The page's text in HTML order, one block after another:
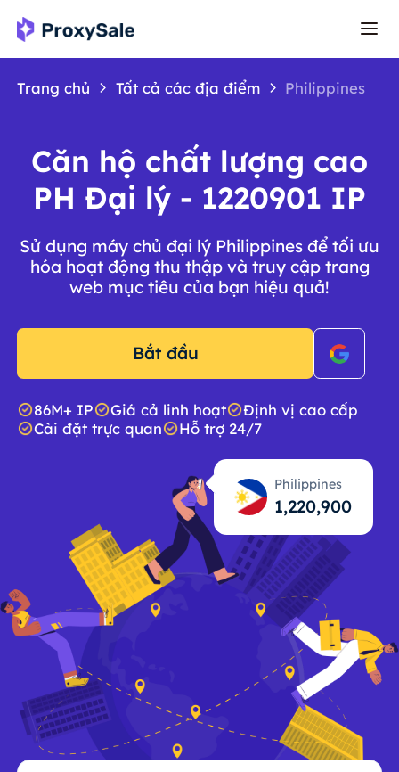
Trang chủ Tất cả các địa điểm Philippines
Căn hộ chất lượng cao
PH Đại lý - 1220901 IP
Sử dụng máy chủ đại lý Philippines để tối ưu
hóa hoạt động thu thập và truy cập trang
web mục tiêu của bạn hiệu quả!
Bắt đầu
86M+ IP Giá cả linh hoạt
Định vị cao cấp
Cài đặt trực quan
Hỗ trợ 24/7
Philippines
1,220,901